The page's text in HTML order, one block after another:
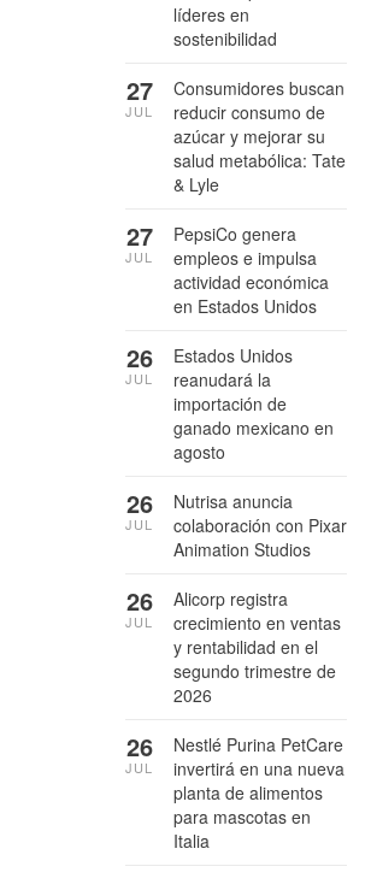
líderes en
sostenibilidad
Consumidores buscan
reducir consumo de
azúcar y mejorar su
salud metabólica: Tate
& Lyle
27
JUL
PepsiCo genera
empleos e impulsa
actividad económica
en Estados Unidos
27
JUL
Estados Unidos
reanudará la
importación de
ganado mexicano en
agosto
26
JUL
Nutrisa anuncia
colaboración con Pixar
Animation Studios
26
JUL
Alicorp registra
crecimiento en ventas
y rentabilidad en el
segundo trimestre de
2026
26
JUL
Nestlé Purina PetCare
invertirá en una nueva
planta de alimentos
para mascotas en
Italia
26
JUL